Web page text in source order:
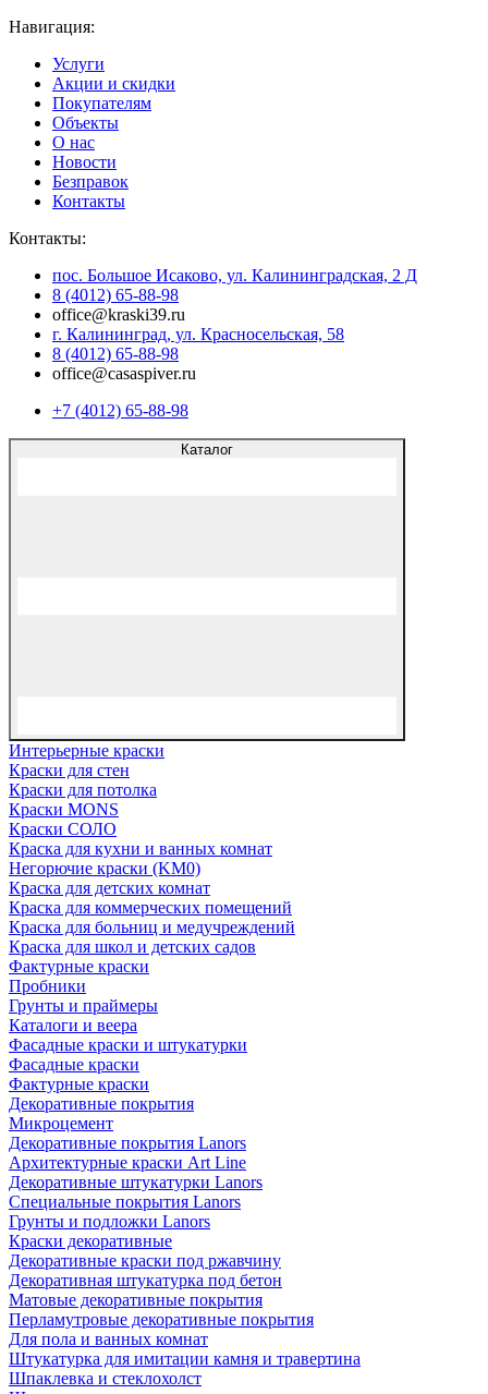
Навигация:
Услуги
Акции и скидки
Покупателям
Объекты
О нас
Новости
Безправок
Контакты
Контакты:
пос. Большое Исаково, ул. Калининградская, 2 Д
8 (4012) 65-88-98
office@kraski39.ru
г. Калининград, ул. Красносельская, 58
8 (4012) 65-88-98
office@casaspiver.ru
+7 (4012) 65-88-98
Каталог
Интерьерные краски
Краски для стен
Краски для потолка
Краски MONS
Краски СОЛО
Краска для кухни и ванных комнат
Негорючие краски (KM0)
Краска для детских комнат
Краска для коммерческих помещений
Краска для больниц и медучреждений
Краска для школ и детских садов
Фактурные краски
Пробники
Грунты и праймеры
Каталоги и веера
Фасадные краски и штукатурки
Фасадные краски
Фактурные краски
Декоративные покрытия
Микроцемент
Декоративные покрытия Lanors
Архитектурные краски Art Line
Декоративные штукатурки Lanors
Специальные покрытия Lanors
Грунты и подложки Lanors
Краски декоративные
Декоративные краски под ржавчину
Декоративная штукатурка под бетон
Матовые декоративные покрытия
Перламутровые декоративные покрытия
Для пола и ванных комнат
Штукатурка для имитации камня и травертина
Шпаклевка и стеклохолст